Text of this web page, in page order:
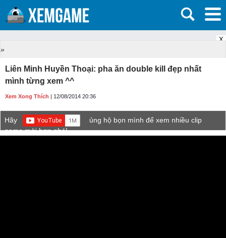
X
»
Liên Minh Huyền Thoại: pha ăn double kill đẹp nhất
mình từng xem ^^
Xem Xong Thích | 12/08/2014 20:36
Hãy
ủng hộ bọn mình để xem nhiều clip
game mới hơn nhé!